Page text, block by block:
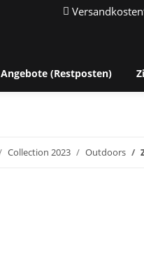
Angebote (Restposten)
Collection 2023 Outdoors